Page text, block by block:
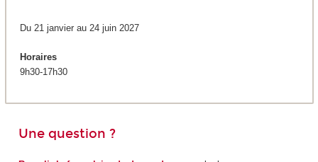
Du 21 janvier au 24 juin 2027
Horaires
9h30-17h30
Une question ?